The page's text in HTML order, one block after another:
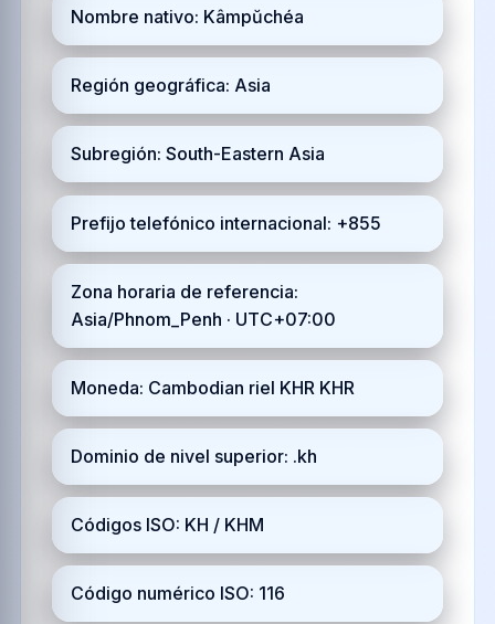
Nombre nativo: Kâmpŭchéa
Región geográfica: Asia
Subregión: South-Eastern Asia
Prefijo telefónico internacional: +855
Zona horaria de referencia:
Asia/Phnom_Penh · UTC+07:00
Moneda: Cambodian riel KHR KHR
Dominio de nivel superior: .kh
Códigos ISO: KH / KHM
Código numérico ISO: 116